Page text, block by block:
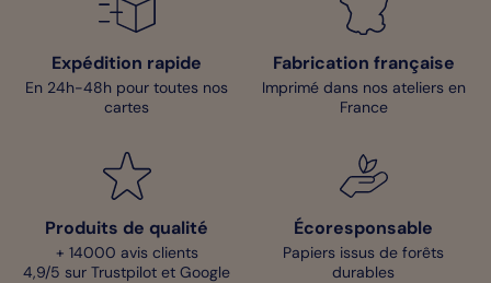
Expédition rapide
En 24h-48h pour toutes nos
cartes
Fabrication française
Imprimé dans nos ateliers en
France
Produits de qualité
+ 14000 avis clients
4,9/5 sur Trustpilot et Google
Écoresponsable
Papiers issus de forêts
durables